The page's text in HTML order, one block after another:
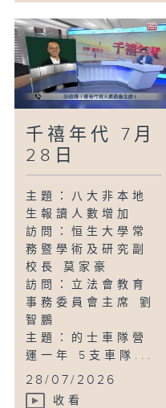
千禧年代 7月
28日
主題：八大非本地
生報讀人數增加
訪問：恒生大學常
務暨學術及研究副
校長 莫家豪
訪問：立法會教育
事務委員會主席 劉
智鵬
主題：的士車隊營
運一年 5支車隊...
28/07/2026
收看